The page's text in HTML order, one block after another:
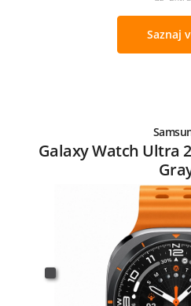
Saznaj
Galaxy Watch Ultra